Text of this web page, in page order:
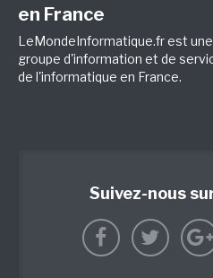
en France
LeMondeInformatique.fr est
groupe d'information et de
de l'informatique en France.
Suivez-nous